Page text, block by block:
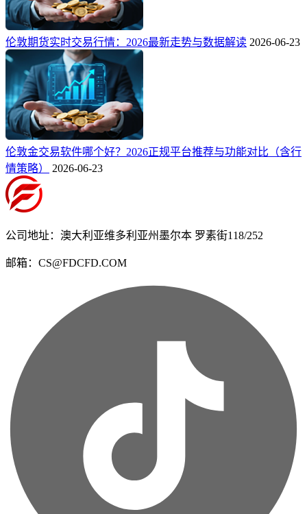
伦敦期货实时交易行情：2026最新走势与数据解读 2026-06-23
伦敦金交易软件哪个好？2026正规平台推荐与功能对比（含行
情策略）
2026-06-23
公司地址：澳大利亚维多利亚州墨尔本 罗素街118/252
邮箱：CS@FDCFD.COM